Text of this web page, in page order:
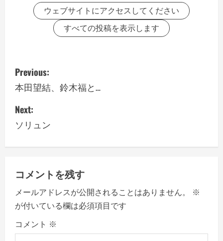
ウェブサイトにアクセスしてください
すべての投稿を表示します
P
o
s
t
n
a
v
i
g
Previous:
本田望結、鈴木福と…
Next:
ソリュン
コメントを残す
メールアドレスが公開されることはありません。
※
が付いている欄は必須項目です
コメント ※